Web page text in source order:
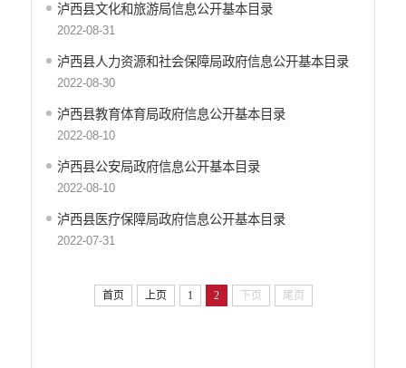
医疗卫生
公共文化服务
安全生产
涉农补贴
泸西县文化和旅游局信息公开基本目录
2022-08-31
泸西县人力资源和社会保障局政府信息公开基本目录
2022-08-30
泸西县教育体育局政府信息公开基本目录
2022-08-10
泸西县公安局政府信息公开基本目录
2022-08-10
泸西县医疗保障局政府信息公开基本目录
2022-07-31
首页 上页 1 2 下页 尾页